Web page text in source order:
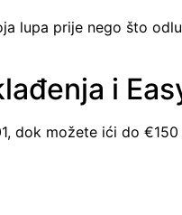
lupa prije nego što
i
dok možete ići do